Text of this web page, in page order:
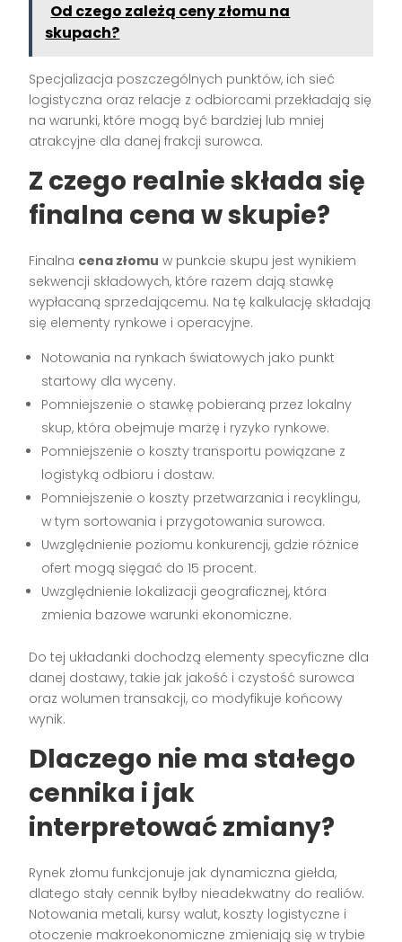
Od czego zależą ceny złomu na
skupach?
Specjalizacja poszczególnych punktów, ich sieć
logistyczna oraz relacje z odbiorcami przekładają się
na warunki, które mogą być bardziej lub mniej
atrakcyjne dla danej frakcji surowca.
Z czego realnie składa się
finalna cena w skupie?
Finalna cena złomu w punkcie skupu jest wynikiem
sekwencji składowych, które razem dają stawkę
wypłacaną sprzedającemu. Na tę kalkulację składają
się elementy rynkowe i operacyjne.
Notowania na rynkach światowych jako punkt
startowy dla wyceny.
Pomniejszenie o stawkę pobieraną przez lokalny
skup, która obejmuje marżę i ryzyko rynkowe.
Pomniejszenie o koszty transportu powiązane z
logistyką odbioru i dostaw.
Pomniejszenie o koszty przetwarzania i recyklingu,
w tym sortowania i przygotowania surowca.
Uwzględnienie poziomu konkurencji, gdzie różnice
ofert mogą sięgać do 15 procent.
Uwzględnienie lokalizacji geograficznej, która
zmienia bazowe warunki ekonomiczne.
Do tej układanki dochodzą elementy specyficzne dla
danej dostawy, takie jak jakość i czystość surowca
oraz wolumen transakcji, co modyfikuje końcowy
wynik.
Dlaczego nie ma stałego
cennika i jak
interpretować zmiany?
Rynek złomu funkcjonuje jak dynamiczna giełda,
dlatego stały cennik byłby nieadekwatny do realiów.
Notowania metali, kursy walut, koszty logistyczne i
otoczenie makroekonomiczne zmieniają się w trybie